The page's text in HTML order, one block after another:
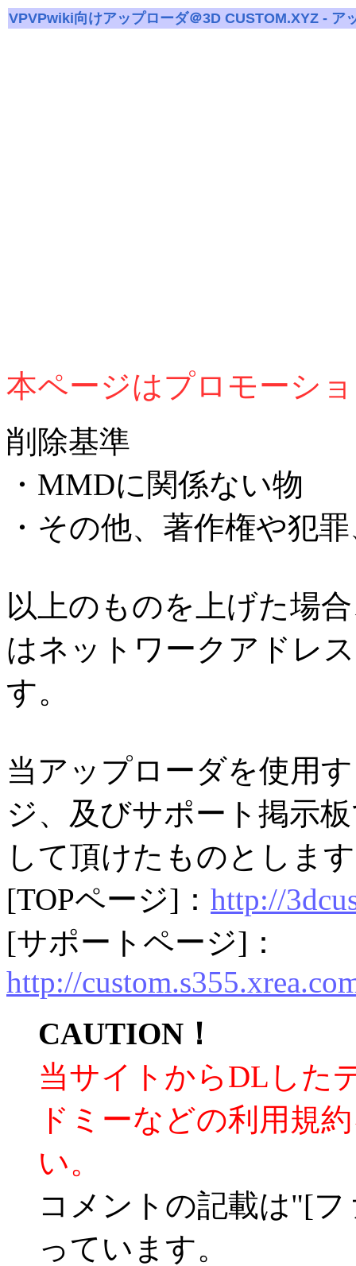
VPVPwiki向けアップローダ＠3D CUSTOM.XYZ - ア
本ページはプロモーシ
削除基準
・MMDに関係ない物
・その他、著作権や犯
以上のものを上げた場
はネットワークアドレ
す。
当アップローダを使用
ジ、及びサポート掲示
して頂けたものとしま
[TOPページ]： http://
[サポートページ]：
http://
CAUTION！
当サイトからDLした
ドミーなどの利用規
い。
コメントの記載は"[
っています。